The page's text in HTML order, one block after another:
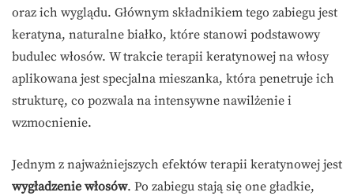
oraz ich wyglądu. Głównym składnikiem tego zabiegu jest
keratyna, naturalne białko, które stanowi podstawowy
budulec włosów. W trakcie terapii keratynowej na włosy
aplikowana jest specjalna mieszanka, która penetruje ich
strukturę, co pozwala na intensywne nawilżenie i
wzmocnienie.
Jednym z najważniejszych efektów terapii keratynowej jest
wygładzenie włosów. Po zabiegu stają się one gładkie,